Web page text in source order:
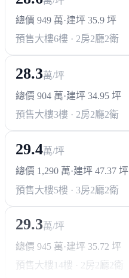
總價 949 萬·建坪 35.9 坪
預售大樓6樓 · 2房2廳2衛
28.3萬/坪
總價 904 萬·建坪 34.95 坪
預售大樓3樓 · 2房2廳2衛
29.4萬/坪
總價 1,290 萬·建坪 47.37 坪
預售大樓5樓 · 3房2廳2衛
29.3萬/坪
總價 945 萬 ·建坪 35.72 坪
預售大樓 14樓 · 2房2廳2衛